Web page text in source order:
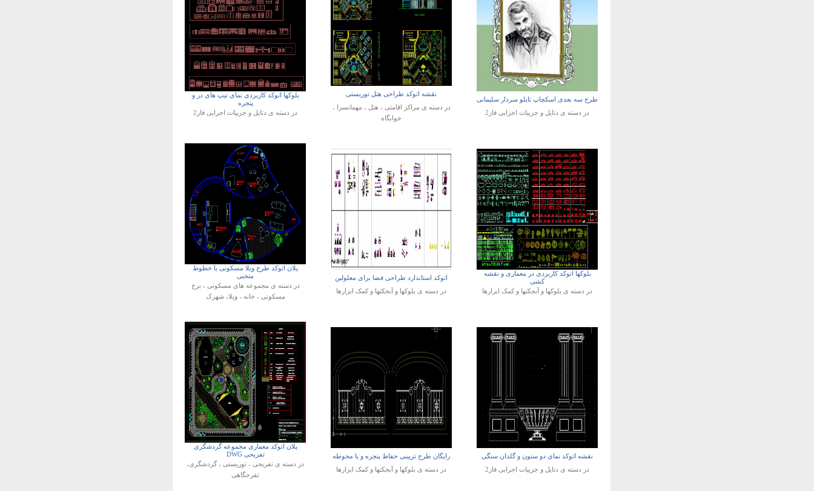
طرح سه بعدی اسکچاپ تابلو سردار سلیمانی
در دسته ی دتایل و جزییات اجرایی فاز2
نقشه اتوکد طراحی هتل توریستی
در دسته ی مراکز اقامتی ، هتل ، مهمانسرا ،
خوابگاه
بلوکها اتوکد کاربردی نمای تیپ های در و
پنجره
در دسته ی دتایل و جزییات اجرایی فاز2
بلوکها اتوکد کاربردی در معماری و نقشه
کشی
در دسته ی بلوکها و آبجکتها و کمک ابزارها
اتوکد استاندارد طراحی فضا برای معلولین
در دسته ی بلوکها و آبجکتها و کمک ابزارها
پلان اتوکد طرح ویلا مسکونی با خطوط
منحنی
در دسته ی مجموعه های مسکونی ، برج
مسکونی ، خانه ، ویلا، شهرک
نقشه اتوکد نمای دو ستون و گلدان سنگی
در دسته ی دتایل و جزییات اجرایی فاز2
رایگان طرح تزیینی حفاظ پنجره و یا محوطه
در دسته ی بلوکها و آبجکتها و کمک ابزارها
پلان اتوکد معماری مجموعه گردشگری
تفریحی DWG
در دسته ی تفریحی ، توریستی ، گردشگری،
تفرجگاهی